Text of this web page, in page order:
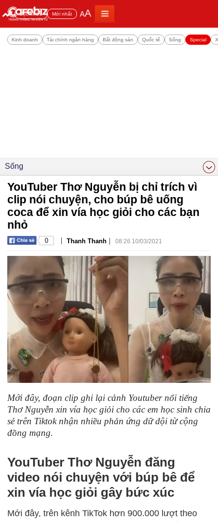
Đọc nhiều Mới nhất AA
Kinh doanh Tài chính ngân hàng Bất động sản Quốc tế Sống Special
Sống
YouTuber Thơ Nguyễn bị chỉ trích vì
clip nói chuyện, cho búp bê uống
coca để xin vía học giỏi cho các bạn
nhỏ
0 | Thanh Thanh | 08:26 10/03/2021
Mới đây, đoạn clip ghi lại cảnh Youtuber nổi tiếng
Thơ Nguyễn xin vía học giỏi cho các em học sinh chia
sẻ trên Tiktok nhận nhiều phản ứng dữ dội từ cộng
đồng mạng.
YouTuber Thơ Nguyễn đăng
video nói chuyện với búp bê để
xin vía học giỏi gây bức xúc
Mới đây, trên kênh TikTok hơn 900.000 lượt theo